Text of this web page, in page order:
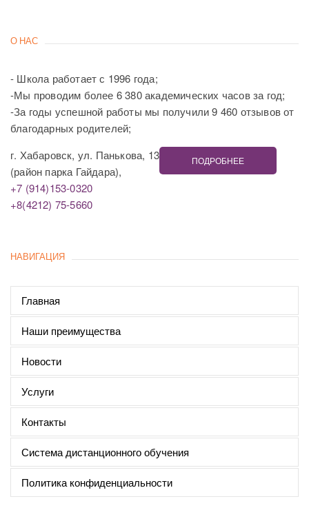
О НАС
- Школа работает с 1996 года;
-Мы проводим более 6 380 академических часов за год;
-За годы успешной работы мы получили 9 460 отзывов от
благодарных родителей;
г. Хабаровск, ул. Панькова, 13
(район парка Гайдара),
+7 (914)153-0320
+8(4212) 75-5660
ПОДРОБНЕЕ
НАВИГАЦИЯ
Главная
Наши преимущества
Новости
Услуги
Контакты
Система дистанционного обучения
Политика конфиденциальности